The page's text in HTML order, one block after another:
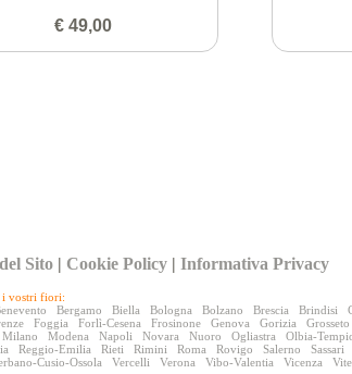
€ 49,00
Sito | Cookie Policy |Informativa Privacy
i vostri fiori:
Bergamo Biella Bologna Bolzano Brescia Brindisi
Foggia Forlì-Cesena Frosinone Genova Gorizia Grosseto
Milano Modena Napoli Novara Nuoro Ogliastra Olbia-
Reggio-Emilia Rieti Rimini Roma Rovigo Salerno Sassari
Cusio-Ossola Vercelli Verona Vibo-Valentia Vicenza